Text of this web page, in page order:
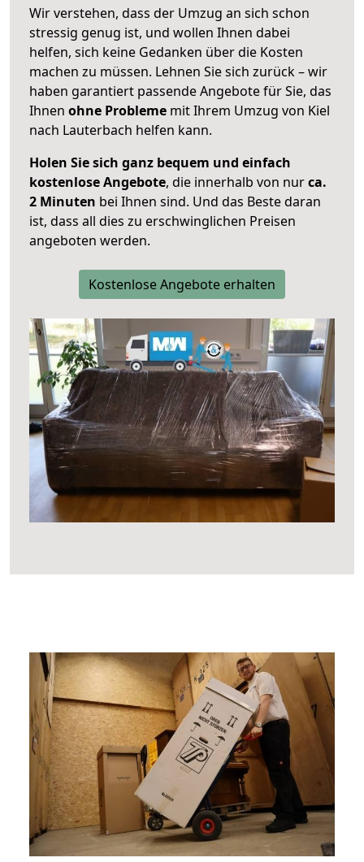
Wir verstehen, dass der Umzug an sich schon
stressig genug ist, und wollen Ihnen dabei
helfen, sich keine Gedanken über die Kosten
machen zu müssen. Lehnen Sie sich zurück – wir
haben garantiert passende Angebote für Sie, das
Ihnen ohne Probleme mit Ihrem Umzug von Kiel
nach Lauterbach helfen kann.
Holen Sie sich ganz bequem und einfach
kostenlose Angebote, die innerhalb von nurca.
2 Minuten bei Ihnen sind. Und das Beste daran
ist, dass all dies zu erschwinglichen Preisen
angeboten werden.
Kostenlose Angebote erhalten